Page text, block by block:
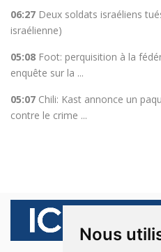
Nous
06:27 Deux soldats israéliens
israélienne)
05:08 Foot: perquisition à la
enquête sur la ...
05:07 Chili: Kast annonce un
contre le crime ...